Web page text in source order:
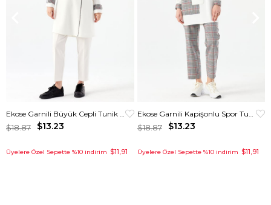
Ekose Garnili Büyük Cepli Tunik Ekru
$13.23
$18.87
Üyelere Özel Sepette %10 indirim $11,91
Ekose Garnili Kapişonlu Spor Tunik Krem
$13.23
$18.87
Üyelere Özel Sepette %10 indirim $11,91